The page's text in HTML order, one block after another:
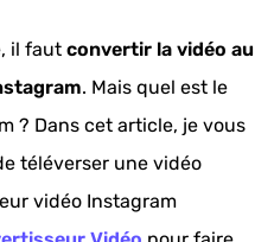
il faut convertir la vidéo au
. Mais quel est le
? Dans cet article, je vous
téléverser une vidéo
vidéo Instagram